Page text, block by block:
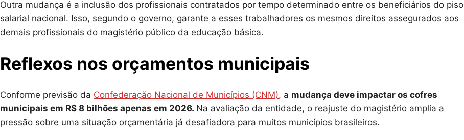
Outra mudança é a inclusão dos profissionais contratados por tempo determinado entre os beneficiários do piso
salarial nacional. Isso, segundo o governo, garante a esses trabalhadores os mesmos direitos assegurados aos
demais profissionais do magistério público da educação básica.
Reflexos nos orçamentos municipais
Conforme previsão da Confederação Nacional de Municípios (CNM), a mudança deve impactar os cofres
municipais em R$ 8 bilhões apenas em 2026. Na avaliação da entidade, o reajuste do magistério amplia a
pressão sobre uma situação orçamentária já desafiadora para muitos municípios brasileiros.